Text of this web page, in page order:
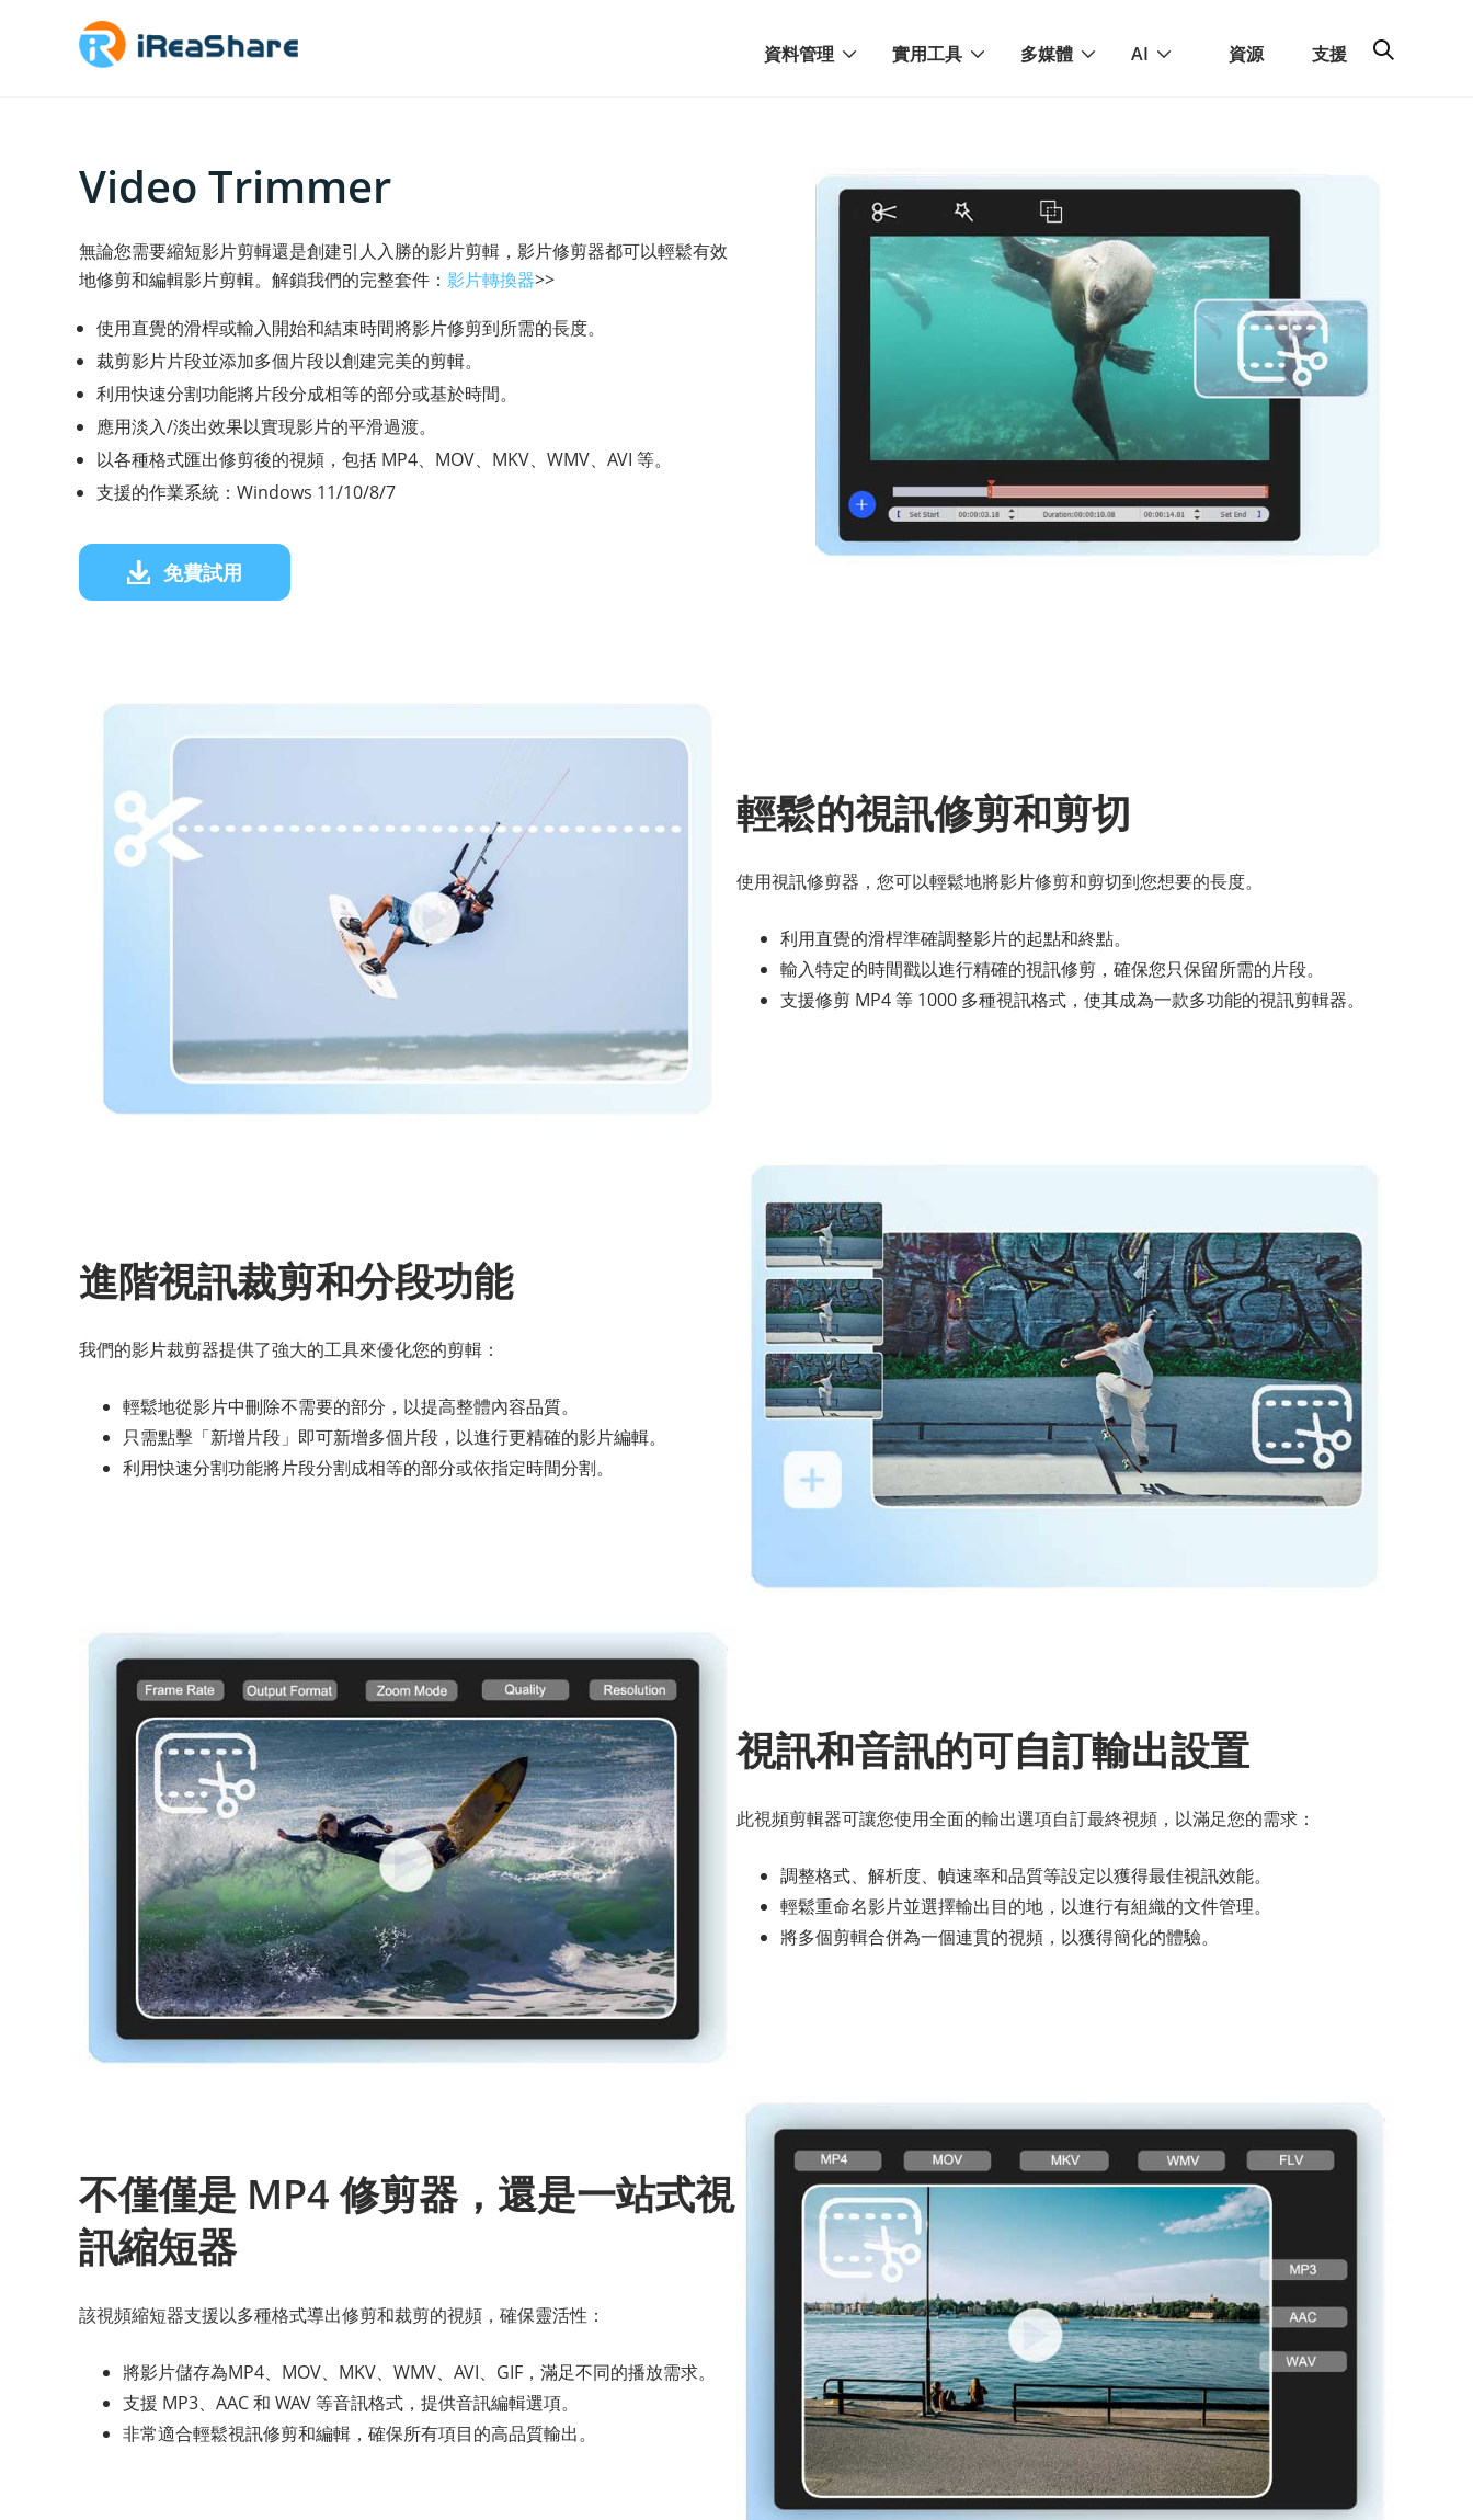
資料管理 實用工具 多媒體 AI 資源 支援
Video Trimmer
無論您需要縮短影片剪輯還是創建引人入勝的影片剪輯，影片修剪器都可以輕鬆有效
地修剪和編輯影片剪輯。解鎖我們的完整套件： 影片轉換器>>
使用直覺的滑桿或輸入開始和結束時間將影片修剪到所需的長度。
裁剪影片片段並添加多個片段以創建完美的剪輯。
利用快速分割功能將片段分成相等的部分或基於時間。
應用淡入/淡出效果以實現影片的平滑過渡。
以各種格式匯出修剪後的視頻，包括 MP4、MOV、MKV、WMV、AVI 等。
支援的作業系統：Windows 11/10/8/7
免費試用
輕鬆的視訊修剪和剪切
使用視訊修剪器，您可以輕鬆地將影片修剪和剪切到您想要的長度。
利用直覺的滑桿準確調整影片的起點和終點。
輸入特定的時間戳以進行精確的視訊修剪，確保您只保留所需的片段。
支援修剪 MP4 等 1000 多種視訊格式，使其成為一款多功能的視訊剪輯器。
進階視訊裁剪和分段功能
我們的影片裁剪器提供了強大的工具來優化您的剪輯：
輕鬆地從影片中刪除不需要的部分，以提高整體內容品質。
只需點擊「新增片段」即可新增多個片段，以進行更精確的影片編輯。
利用快速分割功能將片段分割成相等的部分或依指定時間分割。
視訊和音訊的可自訂輸出設置
此視頻剪輯器可讓您使用全面的輸出選項自訂最終視頻，以滿足您的需求：
調整格式、解析度、幀速率和品質等設定以獲得最佳視訊效能。
輕鬆重命名影片並選擇輸出目的地，以進行有組織的文件管理。
將多個剪輯合併為一個連貫的視頻，以獲得簡化的體驗。
不僅僅是 MP4 修剪器，還是一站式視
訊縮短器
該視頻縮短器支援以多種格式導出修剪和裁剪的視頻，確保靈活性：
將影片儲存為MP4、MOV、MKV、WMV、AVI、GIF，滿足不同的播放需求。
支援 MP3、AAC 和 WAV 等音訊格式，提供音訊編輯選項。
非常適合輕鬆視訊修剪和編輯，確保所有項目的高品質輸出。